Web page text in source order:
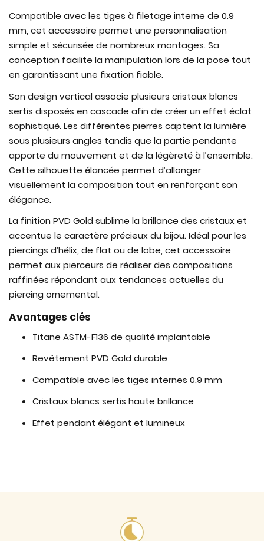
Compatible avec les tiges à filetage interne de 0.9
mm, cet accessoire permet une personnalisation
simple et sécurisée de nombreux montages. Sa
conception facilite la manipulation lors de la pose tout
en garantissant une fixation fiable.
Son design vertical associe plusieurs cristaux blancs
sertis disposés en cascade afin de créer un effet éclat
sophistiqué. Les différentes pierres captent la lumière
sous plusieurs angles tandis que la partie pendante
apporte du mouvement et de la légèreté à l’ensemble.
Cette silhouette élancée permet d’allonger
visuellement la composition tout en renforçant son
élégance.
La finition PVD Gold sublime la brillance des cristaux et
accentue le caractère précieux du bijou. Idéal pour les
piercings d’hélix, de flat ou de lobe, cet accessoire
permet aux pierceurs de réaliser des compositions
raffinées répondant aux tendances actuelles du
piercing ornemental.
Avantages clés
Titane ASTM-F136 de qualité implantable
Revêtement PVD Gold durable
Compatible avec les tiges internes 0.9 mm
Cristaux blancs sertis haute brillance
Effet pendant élégant et lumineux